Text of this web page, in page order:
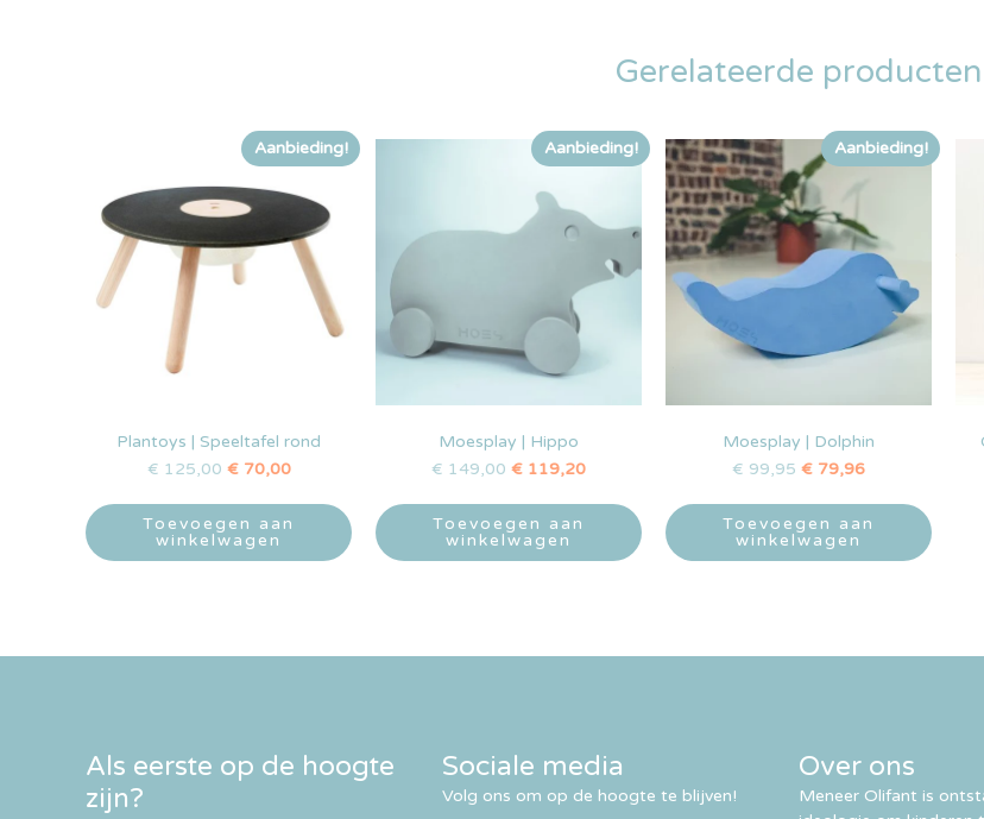
Gerelateerde producten
Aanbieding!
Plantoys | Speeltafel rond
€ 125,00 €70,00
Toevoegen aan
winkelwagen
Aanbieding!
Moesplay | Hippo
€ 149,00 € 119,20
Toevoegen aan
winkelwagen
Aanbieding!
Moesplay | Dolphin
€ 99,95 € 79,96
Toevoegen aan
winkelwagen
Als eerste op de hoogte
zijn?
Sociale media
Volg ons om op de hoogte te blijven!
Over ons
Meneer Olifant is